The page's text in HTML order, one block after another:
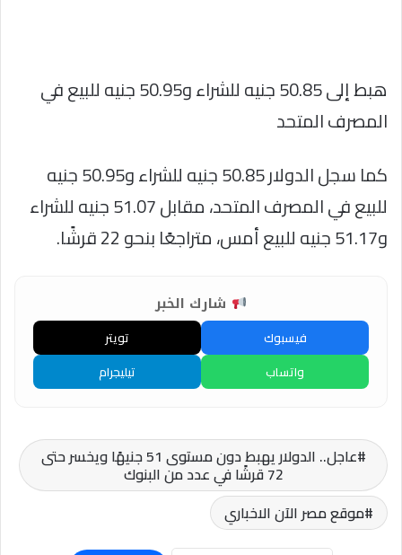
هبط إلى 50.85 جنيه للشراء و50.95 جنيه للبيع في
المصرف المتحد
كما سجل الدولار 50.85 جنيه للشراء و50.95 جنيه
للبيع في المصرف المتحد، مقابل 51.07 جنيه للشراء
و51.17 جنيه للبيع أمس، متراجعًا بنحو 22 قرشًا.
شارك الخبر
فيسبوك
تويتر
واتساب
تيليجرام
عاجل.. الدولار يهبط دون مستوى 51 جنيهًا ويخسر حتى
72 قرشًا في عدد من البنوك
موقع مصر الآن الاخباري